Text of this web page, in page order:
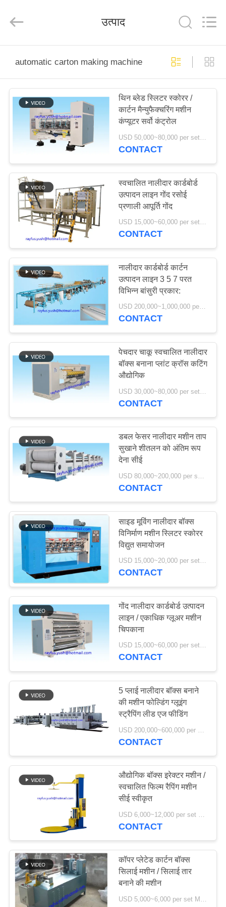
उत्पादों
कारखाना
भ्रमण
गुणवत्ता
नियंत्रण
करें
समाचार
उद्धरण
विनती
साइटमैप
PRIVACY
POLICY
MACHINE
COMPANY.
Reserved.
उत्पाद
automatic carton making machine
थिन ब्लेड स्लिटर स्कोरर /
कार्टन मैन्युफैक्चरिंग मशीन
कंप्यूटर सर्वो कंट्रोल
USD 50,000~80,000 per set MOQ:एक सेट
CONTACT
स्वचालित नालीदार कार्डबोर्ड
उत्पादन लाइन गोंद रसोई
प्रणाली आपूर्ति गोंद
USD 15,000~60,000 per set MOQ:एक सेट
CONTACT
नालीदार कार्डबोर्ड कार्टन
उत्पादन लाइन 3 5 7 परत
विभिन्न बांसुरी प्रकार:
USD 200,000~1,000,000 per set MOQ:एक सेट
CONTACT
पेचदार चाकू स्वचालित नालीदार
बॉक्स बनाना प्लांट क्रॉस कटिंग
औद्योगिक
CONTACT
डबल फेसर नालीदार मशीन ताप
सुखाने शीतलन को अंतिम रूप
देना सीई
USD 80,000~200,000 per set MOQ:एक सेट
CONTACT
साइड मूविंग नालीदार बॉक्स
विनिर्माण मशीन स्लिटर स्कोरर
विद्युत समायोजन
USD 15,000~20,000 per set MOQ:एक सेट
CONTACT
गोंद नालीदार कार्डबोर्ड उत्पादन
लाइन / एकाधिक ग्लूअर मशीन
चिपकाना
USD 15,000~60,000 per set MOQ:एक सेट
CONTACT
5 प्लाई नालीदार बॉक्स बनाने
की मशीन फोल्डिंग ग्लूइंग
स्ट्रैपिंग लीड एज फीडिंग
CONTACT
औद्योगिक बॉक्स इरेक्टर मशीन /
स्वचालित फिल्म रैपिंग मशीन
सीई स्वीकृत
USD 6,000~12,000 per set MOQ:एक सेट
CONTACT
कॉपर प्लेटेड कार्टन बॉक्स
सिलाई मशीन / सिलाई तार
बनाने की मशीन
USD 5,000~6,000 per set MOQ:एक सेट